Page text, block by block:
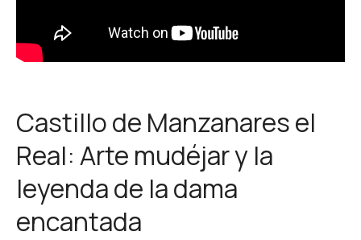
Castillo de Manzanares el
Real: Arte mudéjar y la
leyenda de la dama
encantada